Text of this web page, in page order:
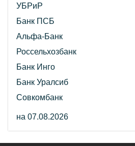
УБРиР
Банк ПСБ
Альфа-Банк
Россельхозбанк
Банк Инго
Банк Уралсиб
Совкомбанк
на 07.08.2026